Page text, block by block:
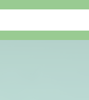
cookies